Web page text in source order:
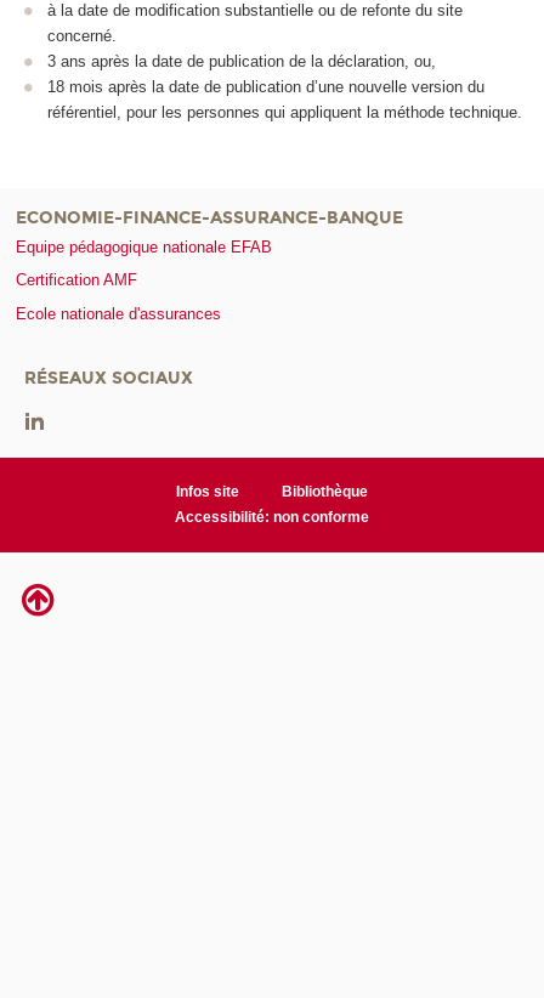
à la date de modification substantielle ou de refonte du site
concerné.
3 ans après la date de publication de la déclaration, ou,
18 mois après la date de publication d’une nouvelle version du
référentiel, pour les personnes qui appliquent la méthode technique.
ECONOMIE-FINANCE-ASSURANCE-BANQUE
Equipe pédagogique nationale EFAB
Certification AMF
Ecole nationale d'assurances
RÉSEAUX SOCIAUX
Infos site
Bibliothèque
Accessibilité: non conforme